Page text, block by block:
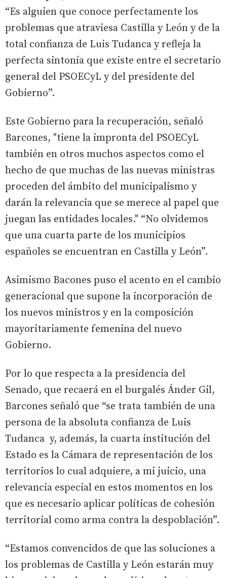
“Es alguien que conoce perfectamente los
problemas que atraviesa Castilla y León y de la
total confianza de Luis Tudanca y refleja la
perfecta sintonía que existe entre el secretario
general del PSOECyL y del presidente del
Gobierno”.
Este Gobierno para la recuperación, señaló
Barcones, "tiene la impronta del PSOECyL
también en otros muchos aspectos como el
hecho de que muchas de las nuevas ministras
proceden del ámbito del municipalismo y
darán la relevancia que se merece al papel que
juegan las entidades locales." “No olvidemos
que una cuarta parte de los municipios
españoles se encuentran en Castilla y León”.
Asimismo Bacones puso el acento en el cambio
generacional que supone la incorporación de
los nuevos ministros y en la composición
mayoritariamente femenina del nuevo
Gobierno.
Por lo que respecta a la presidencia del
Senado, que recaerá en el burgalés Ánder Gil,
Barcones señaló que “se trata también de una
persona de la absoluta confianza de Luis
Tudanca y, además, la cuarta institución del
Estado es la Cámara de representación de los
territorios lo cual adquiere, a mi juicio, una
relevancia especial en estos momentos en los
que es necesario aplicar políticas de cohesión
territorial como arma contra la despoblación”.
“Estamos convencidos de que las soluciones a
los problemas de Castilla y León estarán muy